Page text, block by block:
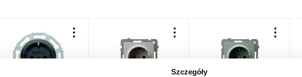
Szczegóły